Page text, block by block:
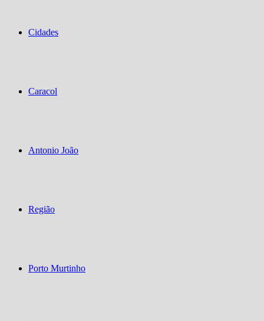
Cidades
Caracol
Antonio João
Região
Porto Murtinho